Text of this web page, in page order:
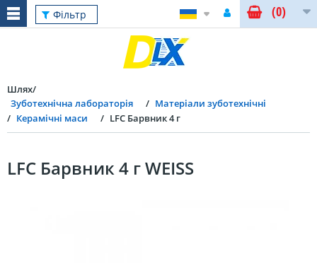
Фільтр (0)
Шлях
Зуботехнічна лабораторія
Матеріали зуботехнічні
Керамічні маси
LFC Барвник 4 г
LFC Барвник 4 г WEISS